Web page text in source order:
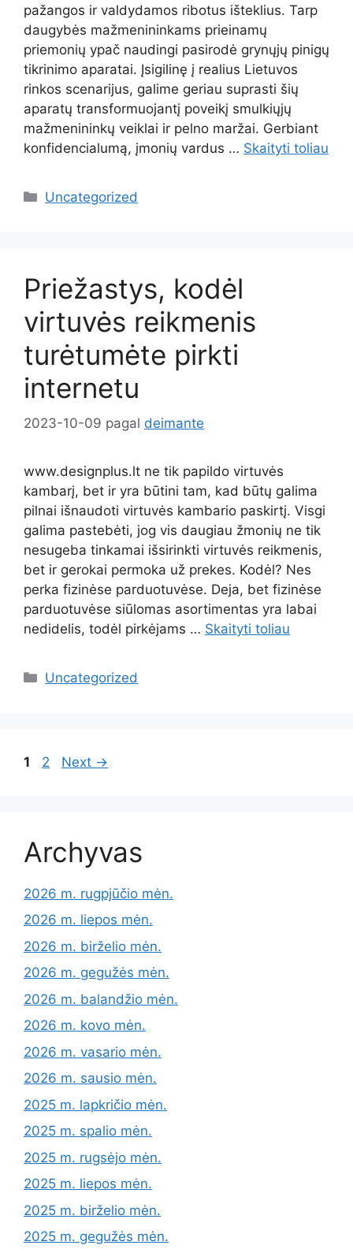
pažangos ir valdydamos ribotus išteklius. Tarp
daugybės mažmenininkams prieinamų
priemonių ypač naudingi pasirodė grynųjų pinigų
tikrinimo aparatai. Įsigilinę į realius Lietuvos
rinkos scenarijus, galime geriau suprasti šių
aparatų transformuojantį poveikį smulkiųjų
mažmenininkų veiklai ir pelno maržai. Gerbiant
konfidencialumą, įmonių vardus … Skaityti toliau
Kategorijos
Uncategorized
Priežastys, kodėl
virtuvės reikmenis
turėtumėte pirkti
internetu
2023-10-09 pagal deimante
www.designplus.lt ne tik papildo virtuvės
kambarį, bet ir yra būtini tam, kad būtų galima
pilnai išnaudoti virtuvės kambario paskirtį. Visgi
galima pastebėti, jog vis daugiau žmonių ne tik
nesugeba tinkamai išsirinkti virtuvės reikmenis,
bet ir gerokai permoka už prekes. Kodėl? Nes
perka fizinėse parduotuvėse. Deja, bet fizinėse
parduotuvėse siūlomas asortimentas yra labai
nedidelis, todėl pirkėjams … Skaityti toliau
Kategorijos
Uncategorized
Page
1 Page
2 Next →
Archyvas
2026 m. rugpjūčio mėn.
2026 m. liepos mėn.
2026 m. birželio mėn.
2026 m. gegužės mėn.
2026 m. balandžio mėn.
2026 m. kovo mėn.
2026 m. vasario mėn.
2026 m. sausio mėn.
2025 m. lapkričio mėn.
2025 m. spalio mėn.
2025 m. rugsėjo mėn.
2025 m. liepos mėn.
2025 m. birželio mėn.
2025 m. gegužės mėn.